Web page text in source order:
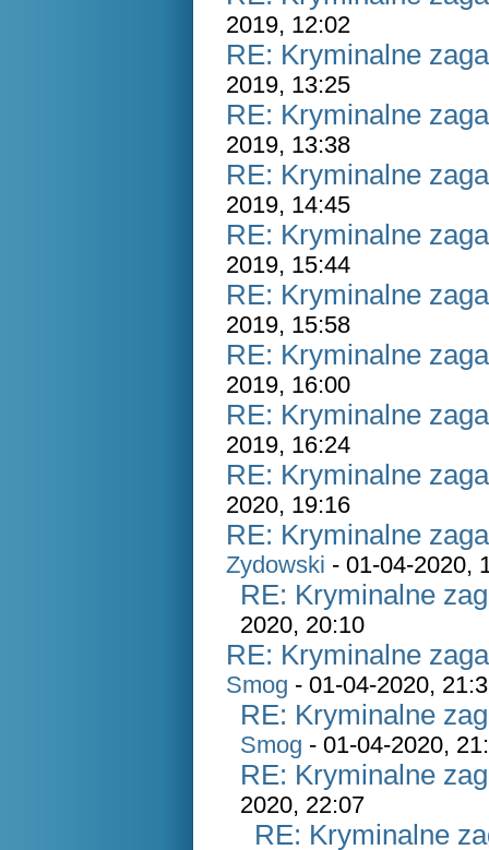
2019, 12:02
RE: Kryminalne
2019, 13:25
RE: Kryminalne
2019, 13:38
RE: Kryminalne
2019, 14:45
RE: Kryminalne
2019, 15:44
RE: Kryminalne
2019, 15:58
RE: Kryminalne
2019, 16:00
RE: Kryminalne
2019, 16:24
RE: Kryminalne
2020, 19:16
RE: Kryminalne
Zydowski - 01-04-2020,
RE: Kryminalne
2020, 20:10
RE: Kryminalne
Smog - 01-04-2020,
RE: Kryminalne
Smog - 01-04-2020,
RE: Kryminalne
2020, 22:07
RE: Kryminalne